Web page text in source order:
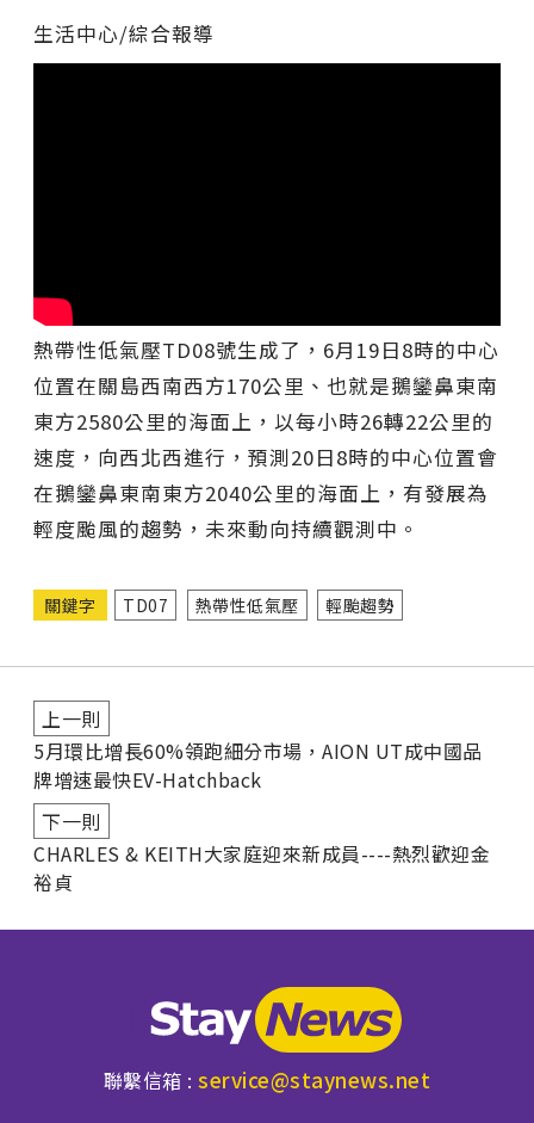
生活中心/綜合報導
熱帶性低氣壓TD08號生成了，6月19日8時的中心
位置在關島西南西方170公里、也就是鵝鑾鼻東南
東方2580公里的海面上，以每小時26轉22公里的
速度，向西北西進行，預測20日8時的中心位置會
在鵝鑾鼻東南東方2040公里的海面上，有發展為
輕度颱風的趨勢，未來動向持續觀測中。
關鍵字 TD07 熱帶性低氣壓 輕颱趨勢
上一則
5月環比增長60%領跑細分市場，AION UT成中國品
牌增速最快EV-Hatchback
下一則
CHARLES & KEITH大家庭迎來新成員----熱烈歡迎金
裕貞
聯繫信箱 :service@staynews.net